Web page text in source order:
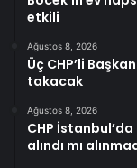
etkili
Ağustos 8, 2026
Üç CHP’li
takacak
Ağustos 8, 2026
CHP
alındı mı